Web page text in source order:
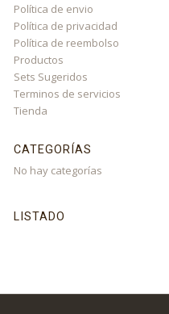
Política de envio
Política de privacidad
Política de reembolso
Productos
Sets Sugeridos
Terminos de servicios
Tienda
CATEGORÍAS
No hay categorías
LISTADO